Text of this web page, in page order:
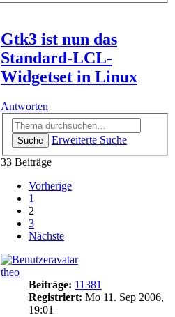
Gtk3 ist nun das
Standard-LCL-
Widgetset in Linux
Antworten
Suche
Erweiterte Suche
33 Beiträge
Vorherige
1
2
3
Nächste
theo
Beiträge: 11381
Registriert: Mo 11. Sep 2006,
19:01